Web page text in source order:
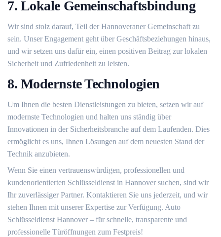
7. Lokale Gemeinschaftsbindung
Wir sind stolz darauf, Teil der Hannoveraner Gemeinschaft zu
sein. Unser Engagement geht über Geschäftsbeziehungen hinaus,
und wir setzen uns dafür ein, einen positiven Beitrag zur lokalen
Sicherheit und Zufriedenheit zu leisten.
8. Modernste Technologien
Um Ihnen die besten Dienstleistungen zu bieten, setzen wir auf
modernste Technologien und halten uns ständig über
Innovationen in der Sicherheitsbranche auf dem Laufenden. Dies
ermöglicht es uns, Ihnen Lösungen auf dem neuesten Stand der
Technik anzubieten.
Wenn Sie einen vertrauenswürdigen, professionellen und
kundenorientierten Schlüsseldienst in Hannover suchen, sind wir
Ihr zuverlässiger Partner. Kontaktieren Sie uns jederzeit, und wir
stehen Ihnen mit unserer Expertise zur Verfügung. Auto
Schlüsseldienst Hannover – für schnelle, transparente und
professionelle Türöffnungen zum Festpreis!